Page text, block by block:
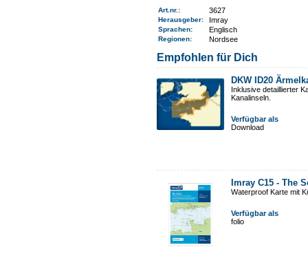
Art.nr. : 3627
Herausgeber: Imray
Sprachen: Englisch
Regionen: Nordsee
Empfohlen für Dich
DKW ID20
Inklusive detaillierter
Kanalinseln.
Verfügbar als
Download
Imray C15 - The
Waterproof Karte mit
Verfügbar als
folio